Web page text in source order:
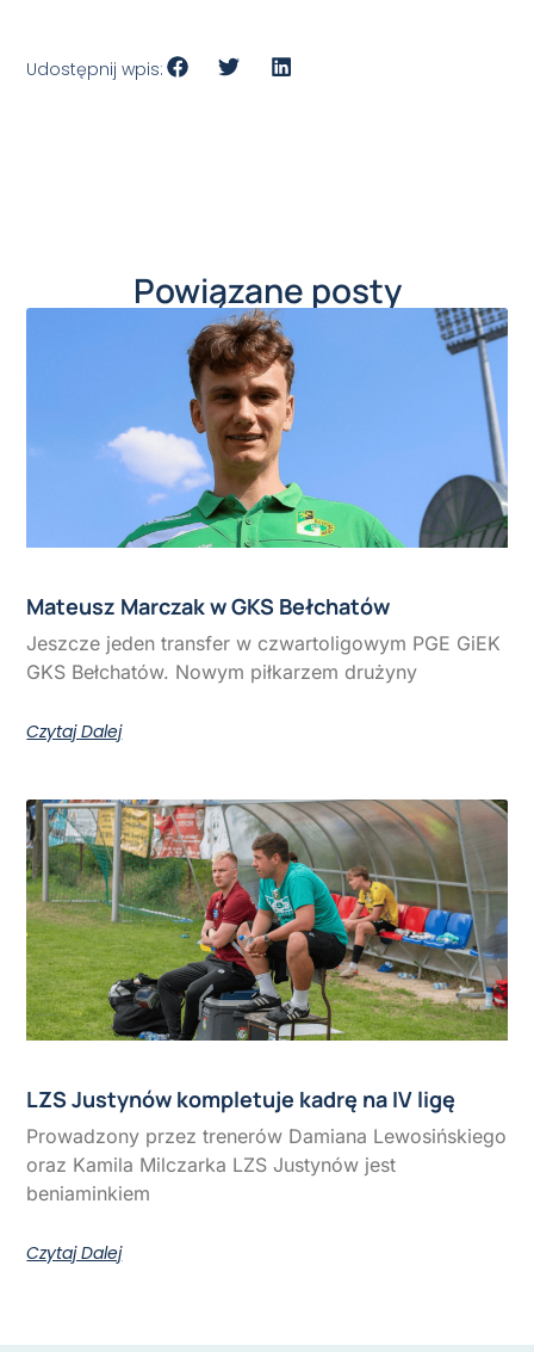
Udostępnij wpis:
Powiązane posty
Mateusz Marczak w GKS Bełchatów
Jeszcze jeden transfer w czwartoligowym PGE GiEK
GKS Bełchatów. Nowym piłkarzem drużyny
Czytaj Dalej
LZS Justynów kompletuje kadrę na IV ligę
Prowadzony przez trenerów Damiana Lewosińskiego
oraz Kamila Milczarka LZS Justynów jest
beniaminkiem
Czytaj Dalej